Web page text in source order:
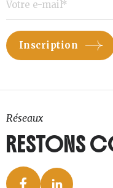
Réseaux
RESTONS